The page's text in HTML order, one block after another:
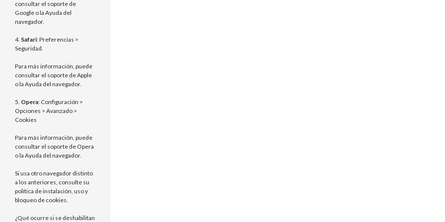
consultar el soporte de
Google o la Ayuda del
navegador.
4. Safari: Preferencias >
Seguridad.
Para más información, puede
consultar el soporte de Apple
o la Ayuda del navegador.
5. Opera: Configuración >
Opciones > Avanzado >
Cookies
Para más información, puede
consultar el soporte de Opera
o la Ayuda del navegador.
Si usa otro navegador distinto
a los anteriores, consulte su
política de instalación, uso y
bloqueo de cookies.
¿Qué ocurre si se deshabilitan